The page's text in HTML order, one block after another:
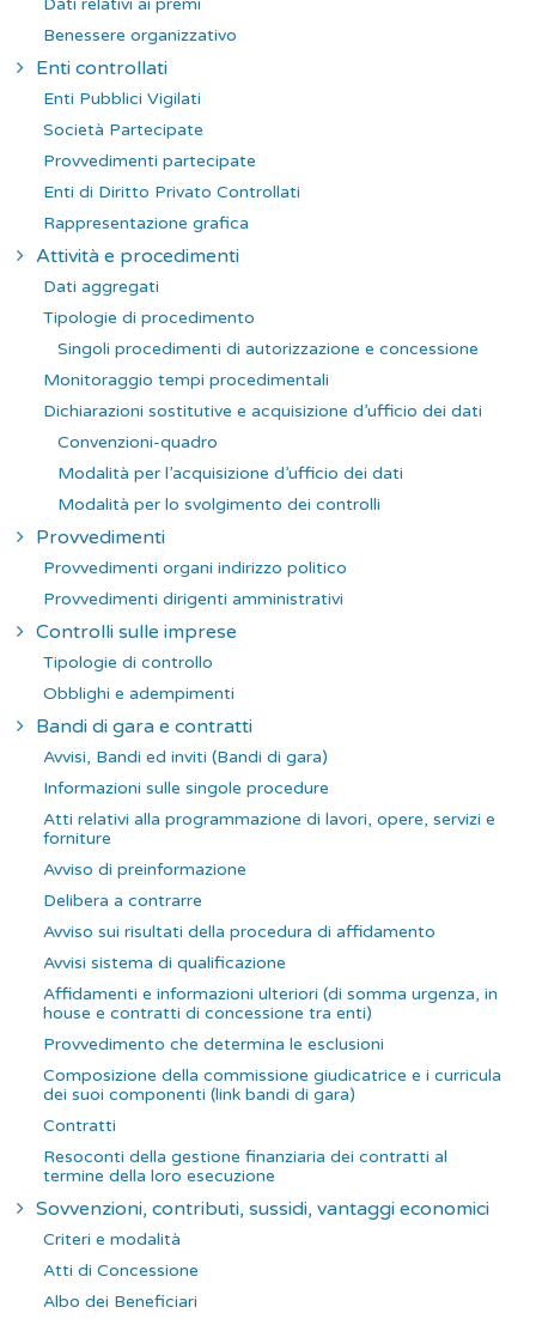
Benessere organizzativo
Enti controllati
Enti Pubblici Vigilati
Società Partecipate
Provvedimenti partecipate
Enti di Diritto Privato Controllati
Rappresentazione grafica
Attività e procedimenti
Dati aggregati
Tipologie di procedimento
Singoli procedimenti di autorizzazione e concessione
Monitoraggio tempi procedimentali
Dichiarazioni sostitutive e acquisizione d’ufficio dei dati
Convenzioni-quadro
Modalità per l’acquisizione d’ufficio dei dati
Modalità per lo svolgimento dei controlli
Provvedimenti
Provvedimenti organi indirizzo politico
Provvedimenti dirigenti amministrativi
Controlli sulle imprese
Tipologie di controllo
Obblighi e adempimenti
Bandi di gara e contratti
Avvisi, Bandi ed inviti (Bandi di gara)
Informazioni sulle singole procedure
Atti relativi alla programmazione di lavori, opere, servizi e
forniture
Avviso di preinformazione
Delibera a contrarre
Avviso sui risultati della procedura di affidamento
Avvisi sistema di qualificazione
Affidamenti e informazioni ulteriori (di somma urgenza, in
house e contratti di concessione tra enti)
Provvedimento che determina le esclusioni
Composizione della commissione giudicatrice e i curricula
dei suoi componenti (link bandi di gara)
Contratti
Resoconti della gestione finanziaria dei contratti al
termine della loro esecuzione
Sovvenzioni, contributi, sussidi, vantaggi economici
Criteri e modalità
Atti di Concessione
Albo dei Beneficiari